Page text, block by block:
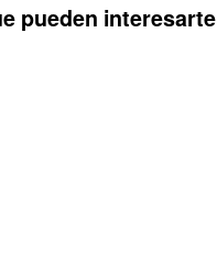
pueden interesarte